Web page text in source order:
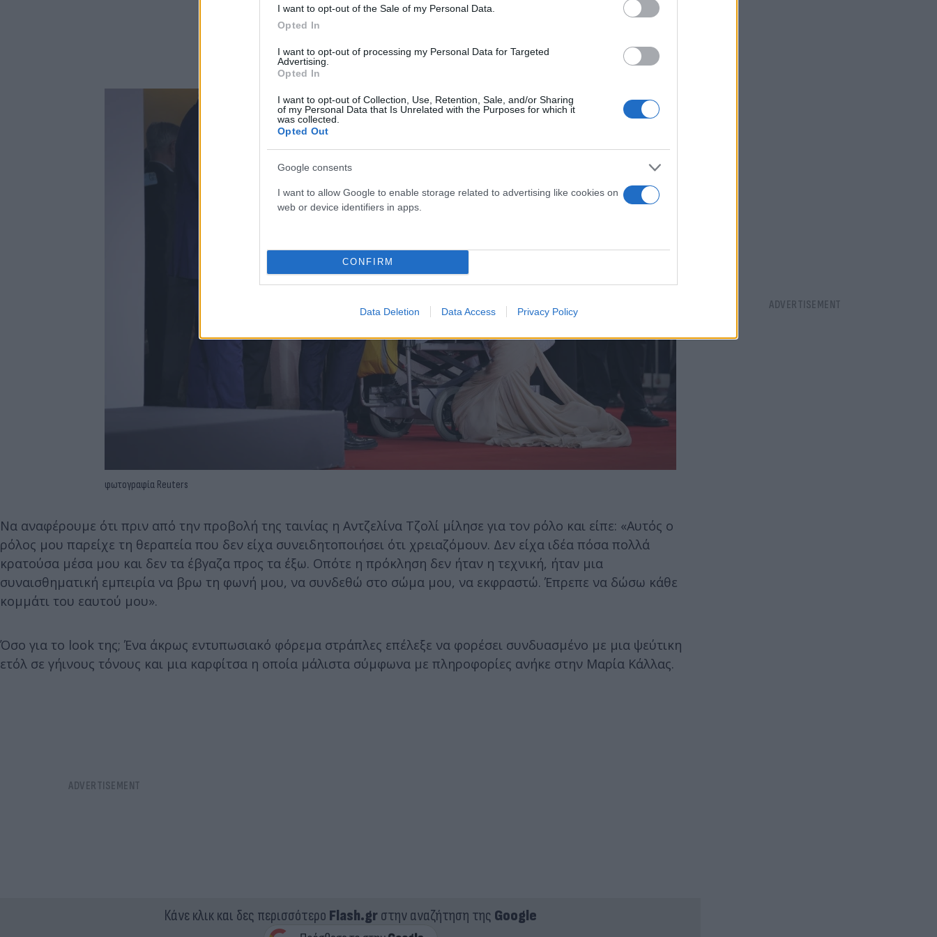
I want to opt-out of the Sale of my Personal Data.
Opted In
I want to opt-out of processing my Personal Data for Targeted
Advertising.
Opted In
I want to opt-out of Collection, Use, Retention, Sale, and/or Sharing
of my Personal Data that Is Unrelated with the Purposes for which it
was collected.
Opted Out
Google consents
I want to allow Google to enable storage related to advertising like cookies on
web or device identifiers in apps.
CONFIRM
Data Deletion Data Access Privacy Policy
φωτογραφία Reuters
Να αναφέρουμε ότι πριν από την προβολή της ταινίας η Αντζελίνα Τζολί μίλησε για τον ρόλο και είπε: «Αυτός ο
ρόλος μου παρείχε τη θεραπεία που δεν είχα συνειδητοποιήσει ότι χρειαζόμουν. Δεν είχα ιδέα πόσα πολλά
κρατούσα μέσα μου και δεν τα έβγαζα προς τα έξω. Οπότε η πρόκληση δεν ήταν η τεχνική, ήταν μια
συναισθηματική εμπειρία να βρω τη φωνή μου, να συνδεθώ στο σώμα μου, να εκφραστώ. Έπρεπε να δώσω κάθε
κομμάτι του εαυτού μου».
Όσο για το look της; Ένα άκρως εντυπωσιακό φόρεμα στράπλες επέλεξε να φορέσει συνδυασμένο με μια ψεύτικη
ετόλ σε γήινους τόνους και μια καρφίτσα η οποία μάλιστα σύμφωνα με πληροφορίες ανήκε στην Μαρία Κάλλας.
Κάνε κλικ και δες περισσότερο Flash.grστην αναζήτηση της Google